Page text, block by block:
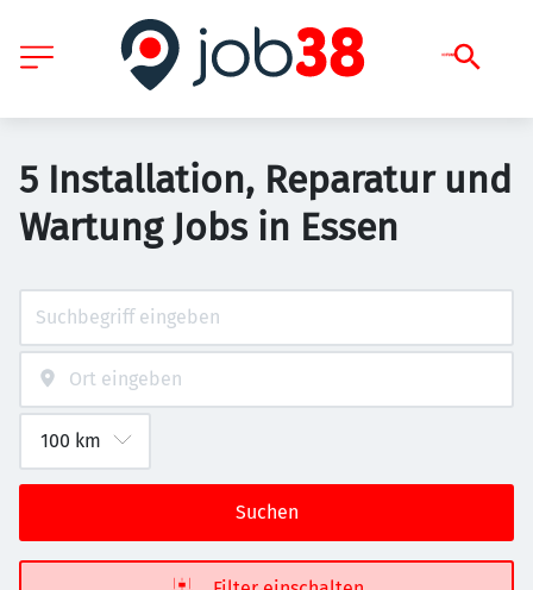
5 Installation, Reparatur und
Wartung Jobs in Essen
Suchen